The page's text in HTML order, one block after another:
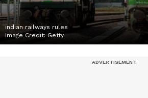
indian railways rules
Image Credit:Getty